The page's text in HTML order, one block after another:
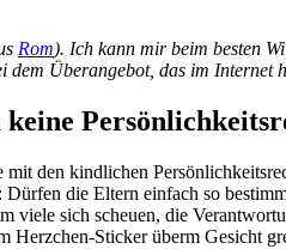
Rom). Ich kann mir beim besten
dem Überangebot, das im Internet
mit den kindlichen
die Eltern einfach so
viele sich scheuen, die
Herzchen-Sticker überm Gesicht